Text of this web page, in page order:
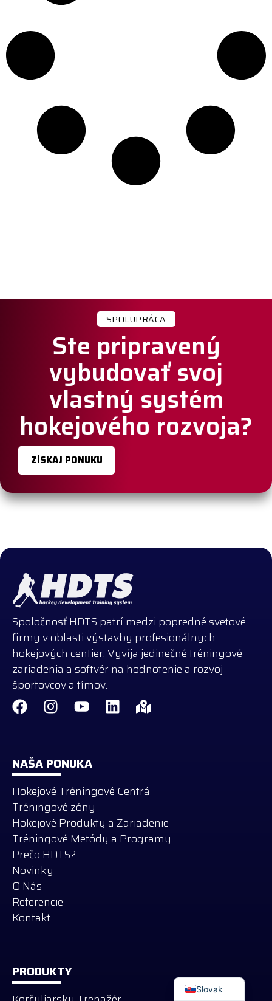
SPOLUPRÁCA
Ste pripravený
vybudovať svoj
vlastný systém
hokejového rozvoja?
ZÍSKAJ PONUKU
Spoločnosť HDTS patrí medzi popredné svetové
firmy v oblasti výstavby profesionálnych
hokejových centier. Vyvíja jedinečné tréningové
zariadenia a softvér na hodnotenie a rozvoj
športovcov a tímov.
NAŠA PONUKA
Hokejové Tréningové Centrá
Tréningové zóny
Hokejové Produkty a Zariadenie
Tréningové Metódy a Programy
Prečo HDTS?
Novinky
O Nás
Referencie
Kontakt
PRODUKTY
Slovak